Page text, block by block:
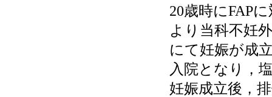
20歳時にFAP
より当科不妊
にて妊娠が成
入院となり，
妊娠成立後，